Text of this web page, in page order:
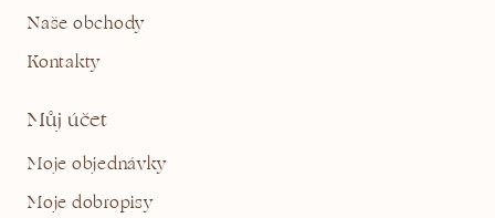
Naše obchody
Kontakty
Můj účet
Moje objednávky
Moje dobropisy